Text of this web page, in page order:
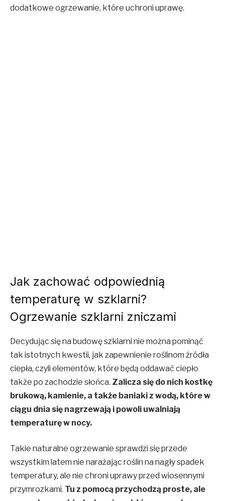
dodatkowe ogrzewanie, które uchroni uprawę.
Jak zachować odpowiednią
temperaturę w szklarni?
Ogrzewanie szklarni zniczami
Decydując się na budowę szklarni nie można pominąć
tak istotnych kwestii, jak zapewnienie roślinom źródła
ciepła, czyli elementów, które będą oddawać ciepło
także po zachodzie słońca. Zalicza się do nich kostkę
brukową, kamienie, a także baniaki z wodą, które w
ciągu dnia się nagrzewają i powoli uwalniają
temperaturę w nocy.
Takie naturalne ogrzewanie sprawdzi się przede
wszystkim latem nie narażając roślin na nagły spadek
temperatury, ale nie chroni uprawy przed wiosennymi
przymrozkami. Tu z pomocą przychodzą proste, ale